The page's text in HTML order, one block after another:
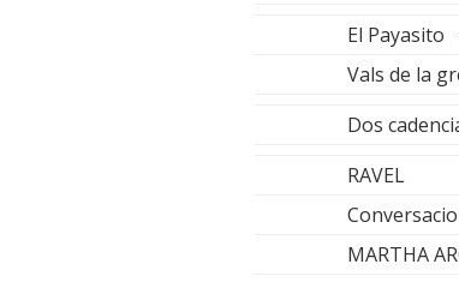
El Payasito
Vals de la
Dos
RAVEL
MARTHA